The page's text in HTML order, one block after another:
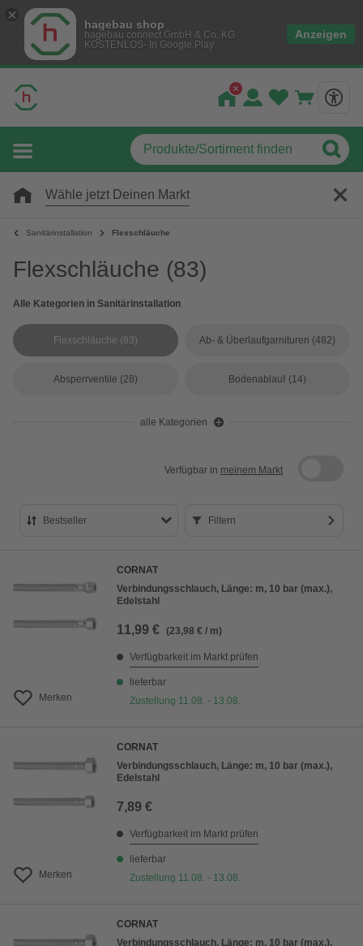
hagebau shop
hagebau connect GmbH & Co. KG
KOSTENLOS- In Google Play
Anzeigen
Wähle jetzt Deinen Markt
Sanitärinstallation Flexschläuche
Flexschläuche (83)
Alle Kategorien in Sanitärinstallation
Flexschläuche (83) Ab- & Überlaufgarnituren (482)
Absperrventile (28) Bodenablauf (14)
alle Kategorien
Verfügbar in meinem Markt
Bestseller
Preis aufsteigend
Filtern
Merken
CORNAT
Verbindungsschlauch, Länge: m, 10 bar (max.),
Edelstahl
11,99 € (23,98 € / m)
Verfügbarkeit im Markt prüfen
lieferbar
Zustellung 11.08. - 13.08.
Merken
CORNAT
Verbindungsschlauch, Länge: m, 10 bar (max.),
Edelstahl
7,89 €
Verfügbarkeit im Markt prüfen
lieferbar
Zustellung 11.08. - 13.08.
CORNAT
Verbindungsschlauch, Länge: m, 10 bar (max.),